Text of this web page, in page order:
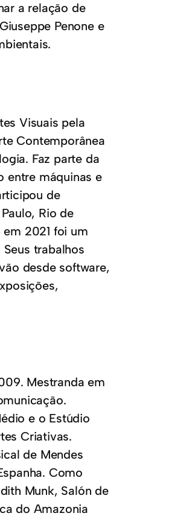
a relação de
Penone e
Visuais pela
Contemporânea
Faz parte da
entre máquinas e
de
Rio de
2021 foi um
trabalhos
desde software,
Mestranda em
e o Estúdio
Criativas.
de Mendes
Como
Munk, Salón de
do Amazonia